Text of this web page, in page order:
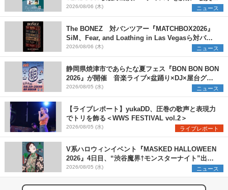
支援プロジェクトの始動も発表
2026/08/06 (木) ニュース
The BONEZ 対バンツアー『MATCHBOX2026』
SiM、Fear, and Loathing in Las Vegasら対バン
アーティストを一斉解禁
2026/08/06 (木) ニュース
静岡県焼津市であらたな夏フェス『BON BON BON
2026』が開催 音楽ライブ×盆踊り×DJ×屋台グル
メ×ランタンナイトで彩る2日間
2026/08/05 (水) ニュース
【ライブレポート】yukaDD、圧巻の歌声と表現力
でトリを飾る＜WWS FESTIVAL vol.2＞
2026/08/05 (水) ライブレポート
V系ハロウィンイベント『MASKED HALLOWEEN
2026』4日目、“渋谷魔界†モンスターナイト”出演6
組を発表
2026/08/05 (水) ニュース